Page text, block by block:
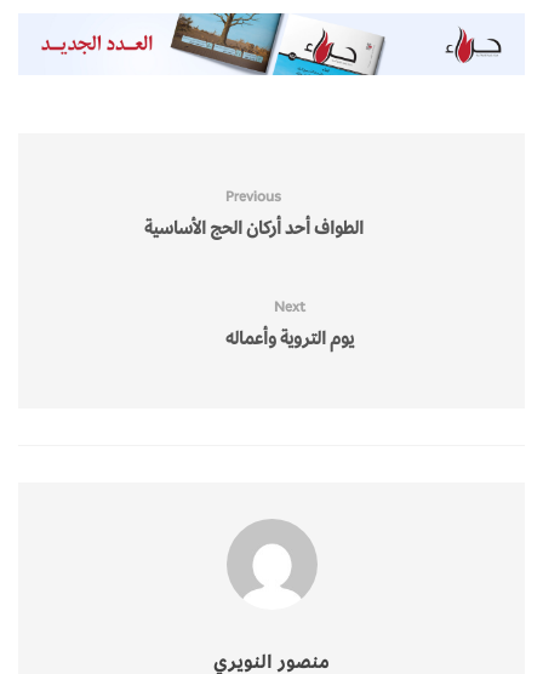
Previous
الطواف أحد أركان الحج الأساسية
Next
يوم التروية وأعماله
منصور النويري